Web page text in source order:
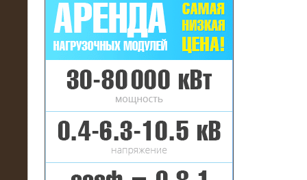
16.01.2017
Аренда нагрузочного комплекса 22
МВт (10 кВ) на газовое
месторождение